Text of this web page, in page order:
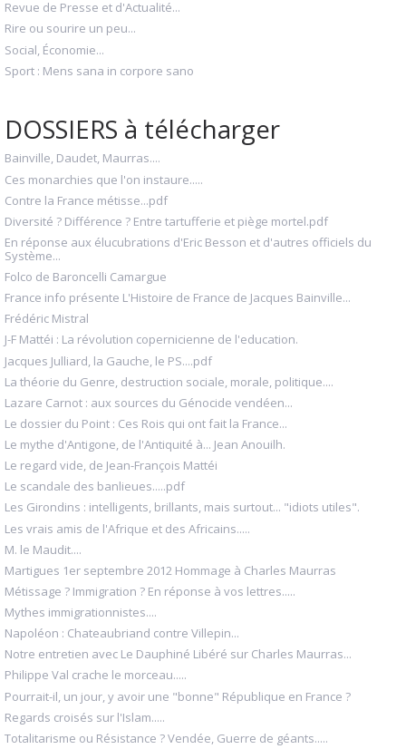
Revue de Presse et d'Actualité...
Rire ou sourire un peu...
Social, Économie...
Sport : Mens sana in corpore sano
DOSSIERS à télécharger
Bainville, Daudet, Maurras....
Ces monarchies que l'on instaure.....
Contre la France métisse...pdf
Diversité ? Différence ? Entre tartufferie et piège mortel.pdf
En réponse aux élucubrations d'Eric Besson et d'autres officiels du
Système...
Folco de Baroncelli Camargue
France info présente L'Histoire de France de Jacques Bainville...
Frédéric Mistral
J-F Mattéi : La révolution copernicienne de l'education.
Jacques Julliard, la Gauche, le PS....pdf
La théorie du Genre, destruction sociale, morale, politique....
Lazare Carnot : aux sources du Génocide vendéen...
Le dossier du Point : Ces Rois qui ont fait la France...
Le mythe d'Antigone, de l'Antiquité à... Jean Anouilh.
Le regard vide, de Jean-François Mattéi
Le scandale des banlieues.....pdf
Les Girondins : intelligents, brillants, mais surtout... "idiots utiles".
Les vrais amis de l'Afrique et des Africains.....
M. le Maudit....
Martigues 1er septembre 2012 Hommage à Charles Maurras
Métissage ? Immigration ? En réponse à vos lettres.....
Mythes immigrationnistes....
Napoléon : Chateaubriand contre Villepin...
Notre entretien avec Le Dauphiné Libéré sur Charles Maurras...
Philippe Val crache le morceau.....
Pourrait-il, un jour, y avoir une "bonne" République en France ?
Regards croisés sur l'Islam.....
Totalitarisme ou Résistance ? Vendée, Guerre de géants.....